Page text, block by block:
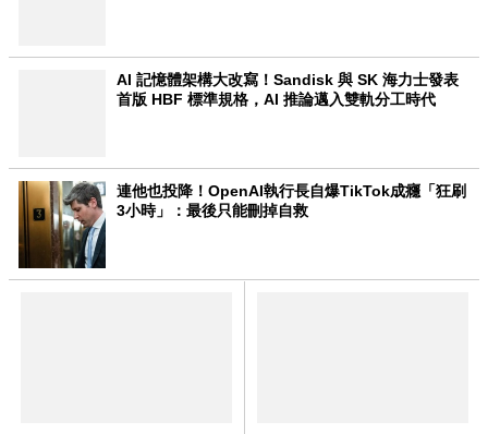
AI 記憶體架構大改寫！Sandisk 與 SK 海力士發表
首版 HBF 標準規格，AI 推論邁入雙軌分工時代
連他也投降！OpenAI執行長自爆TikTok成癮「狂刷
3小時」：最後只能刪掉自救